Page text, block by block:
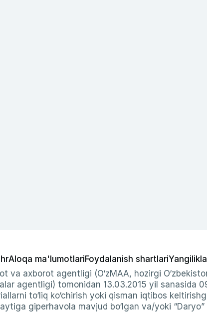
Aloqa ma'lumotlariFoydalanish shartlari
va axborot agentligi (O‘zMAA, hozirgi
agentligi) tomonidan 13.03.2015 yil sanasida
to‘liq ko‘chirish yoki qisman iqtibos
giperhavola mavjud bo‘lgan va/yoki